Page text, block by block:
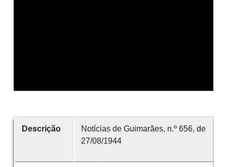
Descrição
Notícias de Guimarães, n.º 656, de
27/08/1944